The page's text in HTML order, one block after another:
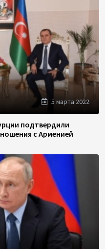
5 марта 2022
подтвердили
с Арменией